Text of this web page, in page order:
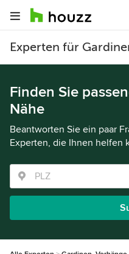
Experten für
Finden Sie
Nähe
Beantworten Sie ein paar
Experten, die Ihnen helfen